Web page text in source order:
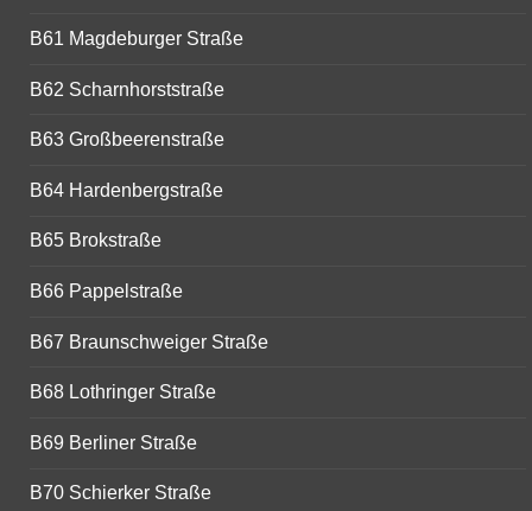
B61 Magdeburger Straße
B62 Scharnhorststraße
B63 Großbeerenstraße
B64 Hardenbergstraße
B65 Brokstraße
B66 Pappelstraße
B67 Braunschweiger Straße
B68 Lothringer Straße
B69 Berliner Straße
B70 Schierker Straße